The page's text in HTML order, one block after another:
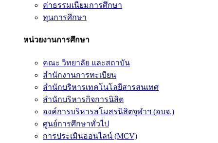
ค่าธรรมเนียมการศึกษา
ทุนการศึกษา
หน่วยงานการศึกษา
คณะ วิทยาลัย และสถาบัน
สำนักงานการทะเบียน
สำนักบริหารเทคโนโลยีสารสนเทศ
สำนักบริหารกิจการนิสิต
องค์การบริหารสโมสรนิสิตจุฬาฯ (อบจ.)
ศูนย์การศึกษาทั่วไป
การประเมินออนไลน์ (MCV)